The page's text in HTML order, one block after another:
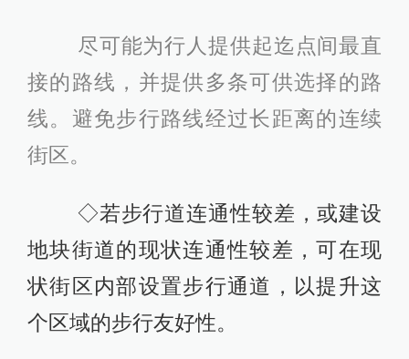
尽可能为行人提供起迄点间最直
接的路线，并提供多条可供选择的路
线。避免步行路线经过长距离的连续
街区。
◇若步行道连通性较差，或建设
地块街道的现状连通性较差，可在现
状街区内部设置步行通道，以提升这
个区域的步行友好性。